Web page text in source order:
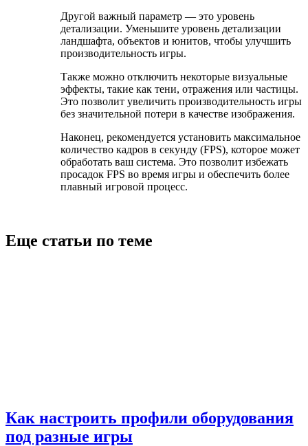
Другой важный параметр — это уровень
детализации. Уменьшите уровень детализации
ландшафта, объектов и юнитов, чтобы улучшить
производительность игры.
Также можно отключить некоторые визуальные
эффекты, такие как тени, отражения или частицы.
Это позволит увеличить производительность игры
без значительной потери в качестве изображения.
Наконец, рекомендуется установить максимальное
количество кадров в секунду (FPS), которое может
обработать ваш система. Это позволит избежать
просадок FPS во время игры и обеспечить более
плавный игровой процесс.
Еще статьи по теме
Как настроить профили оборудования
под разные игры